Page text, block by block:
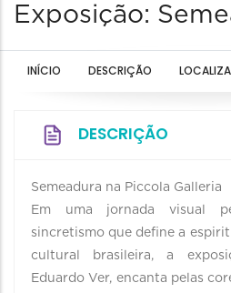
Exposição:
INÍCIO DESCRIÇÃO
DESCRIÇÃO
Semeadura na Piccola Galleria
Em uma jornada visual
sincretismo que define a
cultural brasileira, a
Eduardo Ver, encanta pelas